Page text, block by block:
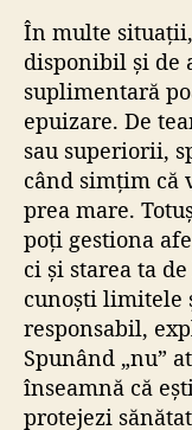
În multe
disponibil și de
suplimentară
epuizare. De
sau superiorii,
când simțim că
prea mare.
poți gestiona
ci și starea ta
cunoști limitele
responsabil,
Spunând „nu”
înseamnă că
protejezi